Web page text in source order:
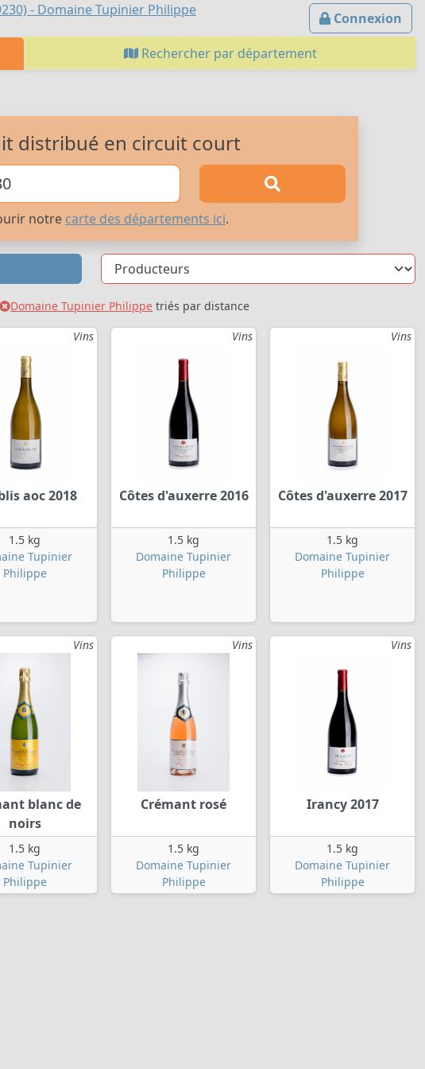
Connexion
- Domaine Tupinier Philippe
Rechercher par département
distribué en circuit court
notre carte des départements ici.
Domaine Tupinier Philippe triés par distance
Vins
aoc 2018
1.5 kg
Tupinier
Philippe
Vins
Côtes d'auxerre 2016
1.5 kg
Domaine Tupinier
Philippe
Vins
Côtes d'auxerre 2017
1.5 kg
Domaine Tupinier
Philippe
Vins
blanc de
noirs
1.5 kg
Tupinier
Philippe
Vins
Crémant rosé
1.5 kg
Domaine Tupinier
Philippe
Vins
Irancy 2017
1.5 kg
Domaine Tupinier
Philippe